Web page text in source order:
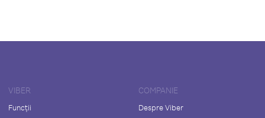
VIBER
Funcții
COMPANIE
Despre Viber